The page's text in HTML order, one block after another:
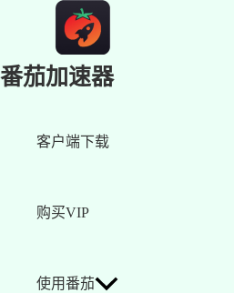
番茄加速器
客户端下载
购买VIP
使用番茄